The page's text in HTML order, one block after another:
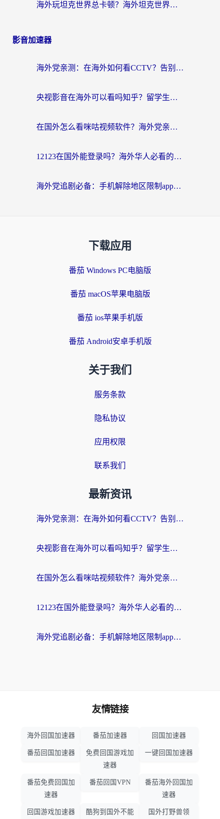
海外玩坦克世界总卡顿？海外坦克世界加速器有哪些？实测好用的选择在这里
影音加速器
海外党亲测：在海外如何看CCTV？告别“仅限大陆播放”的实用指南
央视影音在海外可以看吗知乎？留学生亲测：3步解决地域限制+追剧自由
在国外怎么看咪咕视频软件？海外党亲测有效的回国加速方案
12123在国外能登录吗？海外华人必看的回国加速实用指南
海外党追剧必备：手机解除地区限制app怎么选？解决央视视频&国内剧地区限制全指南
下载应用
番茄 Windows PC电脑版
番茄 macOS苹果电脑版
番茄 ios苹果手机版
番茄 Android安卓手机版
关于我们
服务条款
隐私协议
应用权限
联系我们
最新资讯
海外党亲测：在海外如何看CCTV？告别“仅限大陆播放”的实用指南
央视影音在海外可以看吗知乎？留学生亲测：3步解决地域限制+追剧自由
在国外怎么看咪咕视频软件？海外党亲测有效的回国加速方案
12123在国外能登录吗？海外华人必看的回国加速实用指南
海外党追剧必备：手机解除地区限制app怎么选？解决央视视频&国内剧地区限制全指南
友情链接
海外回国加速器 番茄加速器 回国加速器
番茄回国加速器
免费回国游戏加
速器
一键回国加速器
番茄免费回国加
速器
番茄回国VPN
番茄海外回国加
速器
回国游戏加速器 酷狗到国外不能 国外打野兽领